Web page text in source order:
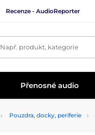
Recenze - AudioReporter
Např. produkt, kategorie
Přenosné audio
Pouzdra, docky, periferie